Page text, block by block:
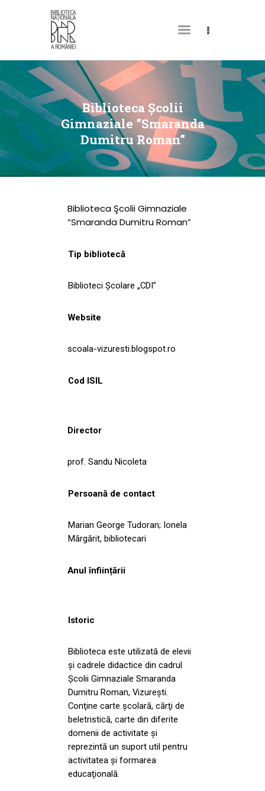
Biblioteca Şcolii
Gimnaziale ”Smaranda
Dumitru Roman”
DESPRE NOI
PERMISUL MEU DE
BIBLIOTECĂ
CATALOAGE ȘI
COLECȚII
BIBLIOTECA DIGITALĂ
EVENIMENTE
CULTURALE
NOUTĂȚI
Biblioteca Şcolii Gimnaziale
”Smaranda Dumitru Roman”
Tip bibliotecă
Biblioteci Școlare „CDI”
Website
scoala-vizuresti.blogspot.ro
Cod ISIL
Director
prof. Sandu Nicoleta
Persoană de contact
Marian George Tudoran; Ionela
Mărgărit, bibliotecari
Anul înființării
Istoric
Biblioteca este utilizată de elevii
şi cadrele didactice din cadrul
Şcolii Gimnaziale Smaranda
Dumitru Roman, Vizureşti.
Conţine carte şcolară, cărţi de
beletristică, carte din diferite
domenii de activitate şi
reprezintă un suport util pentru
activitatea şi formarea
educaţională.